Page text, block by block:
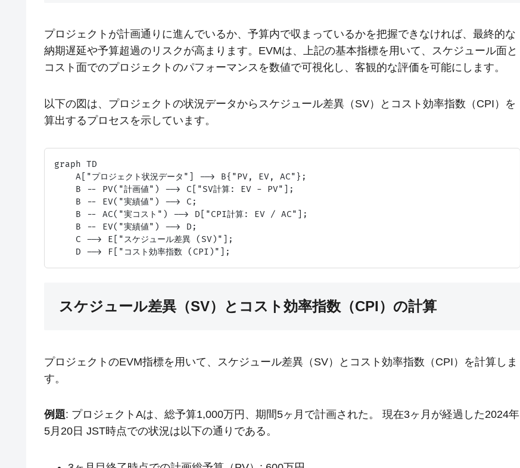
プロジェクトが計画通りに進んでいるか、予算内で収まっているかを把握できなければ、最終的な
納期遅延や予算超過のリスクが高まります。EVMは、上記の基本指標を用いて、スケジュール面と
コスト面でのプロジェクトのパフォーマンスを数値で可視化し、客観的な評価を可能にします。
以下の図は、プロジェクトの状況データからスケジュール差異（SV）とコスト効率指数（CPI）を
算出するプロセスを示しています。
graph TD
    A["プロジェクト状況データ"] --> B{"PV, EV, AC"};
    B -- PV("計画値") --> C["SV計算: EV - PV"];
    B -- EV("実績値") --> C;
    B -- AC("実コスト") --> D["CPI計算: EV / AC"];
    B -- EV("実績値") --> D;
    C --> E["スケジュール差異 (SV)"];
スケジュール差異（SV）とコスト効率指数（CPI）の計算
プロジェクトのEVM指標を用いて、スケジュール差異（SV）とコスト効率指数（CPI）を計算しま
す。
例題: プロジェクトAは、総予算1,000万円、期間5ヶ月で計画された。 現在3ヶ月が経過した2024年
5月20日 JST時点での状況は以下の通りである。